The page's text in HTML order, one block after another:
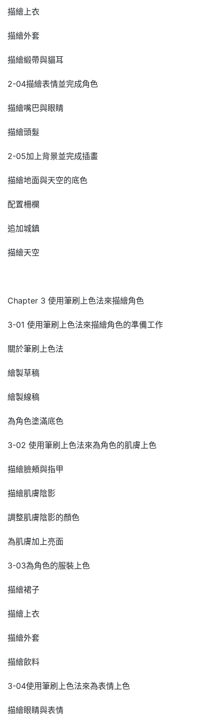
描繪上衣
描繪外套
描繪緞帶與貓耳
2-04描繪表情並完成角色
描繪嘴巴與眼睛
描繪頭髮
2-05加上背景並完成插畫
描繪地面與天空的底色
配置柵欄
追加城鎮
描繪天空
Chapter 3 使用筆刷上色法來描繪角色
3-01 使用筆刷上色法來描繪角色的準備工作
關於筆刷上色法
繪製草稿
繪製線稿
為角色塗滿底色
3-02 使用筆刷上色法來為角色的肌膚上色
描繪臉頰與指甲
描繪肌膚陰影
調整肌膚陰影的顏色
為肌膚加上亮面
3-03為角色的服裝上色
描繪裙子
描繪上衣
描繪外套
描繪飲料
3-04使用筆刷上色法來為表情上色
描繪眼睛與表情